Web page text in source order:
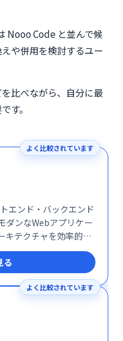
Nooo Code と並んで候
や併用を検討するユー
比べながら、自分に最
す。
よく比較されています
エンド・バックエンド
ダンなWebアプリケー
キテクチャを効率的に
ットフォームです。
る
よく比較されています